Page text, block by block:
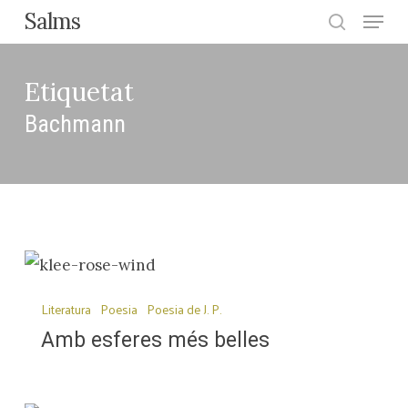
Skip
to
content
Salms
search
Menu
Etiquetat
Bachmann
Amb
belles
Literatura Poesia Poesia de J. P.
Amb esferes més belles